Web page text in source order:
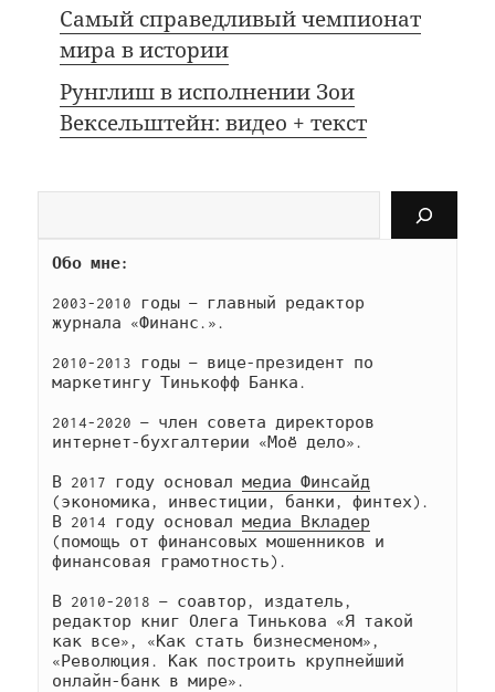
Самый справедливый чемпионат
мира в истории
Рунглиш в исполнении Зои
Вексельштейн: видео + текст
Обо мне:
2003-2010 годы — главный редактор
журнала «Финанс.».
2010-2013 годы — вице-президент по
маркетингу Тинькофф Банка.
2014-2020 — член совета директоров
интернет-бухгалтерии «Моё дело».
В 2017 году основал медиа Финсайд
(экономика, инвестиции, банки, финтех).
В 2014 году основал медиа Вкладер
(помощь от финансовых мошенников и
финансовая грамотность).
В 2010-2018 — соавтор, издатель,
редактор книг Олега Тинькова «Я такой
как все», «Как стать бизнесменом»,
«Революция. Как построить крупнейший
онлайн-банк в мире».